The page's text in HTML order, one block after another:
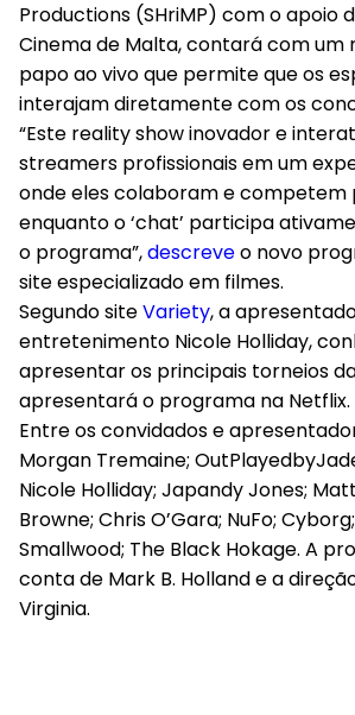
Productions (SHriMP) com o apoio
Cinema de Malta, contará com um
papo ao vivo que permite que os
interajam diretamente com os
“Este reality show inovador e
streamers profissionais em um
onde eles colaboram e competem
enquanto o ‘chat’ participa
o programa”,descreveo novo
site especializado em filmes.
Segundo siteVariety, a
entretenimento Nicole Holliday,
apresentar os principais torneios da
apresentará o programa na Netflix.
Entre os convidados e
Morgan Tremaine;
Nicole Holliday; Japandy Jones;
Browne; Chris O’Gara; NuFo;
Smallwood; The Black Hokage. A
conta de Mark B. Holland e a
Virginia.